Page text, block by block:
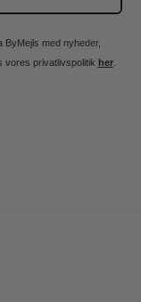
ByMejls med nyheder,
vores privatlivspolitik her.